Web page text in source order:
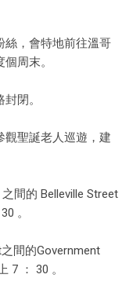
絲，會特地前往溫哥
周末。
閉。
觀聖誕老人巡遊，建
間的 Belleville Street
。
間的Government
7 ： 30 。